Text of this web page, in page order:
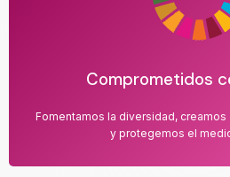
Comprometidos
Fomentamos la diversidad,
y protegemos el